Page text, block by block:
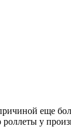
еще
роллеты у